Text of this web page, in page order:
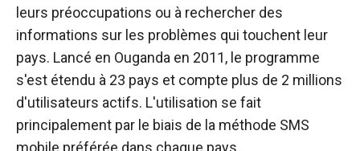
leurs préoccupations ou à rechercher des
informations sur les problèmes qui touchent leur
pays. Lancé en Ouganda en 2011, le programme
s'est étendu à 23 pays et compte plus de 2 millions
d'utilisateurs actifs. L'utilisation se fait
principalement par le biais de la méthode SMS